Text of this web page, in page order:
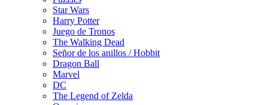
Star Wars
Harry Potter
Juego de Tronos
The Walking Dead
Señor de los anillos / Hobbit
Dragon Ball
Marvel
DC
The Legend of Zelda